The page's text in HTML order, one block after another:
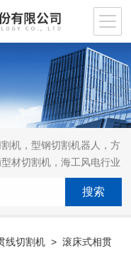
机，型钢切割机器人，方
材切割机，海工风电行业
线切割机 >滚床式相贯